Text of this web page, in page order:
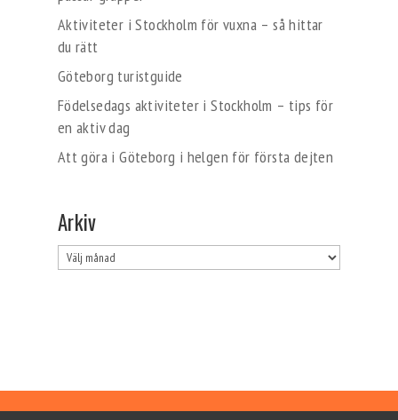
Aktiviteter i Stockholm för vuxna – så hittar
du rätt
Göteborg turistguide
Födelsedags aktiviteter i Stockholm – tips för
en aktiv dag
Att göra i Göteborg i helgen för första dejten
Arkiv
Arkiv